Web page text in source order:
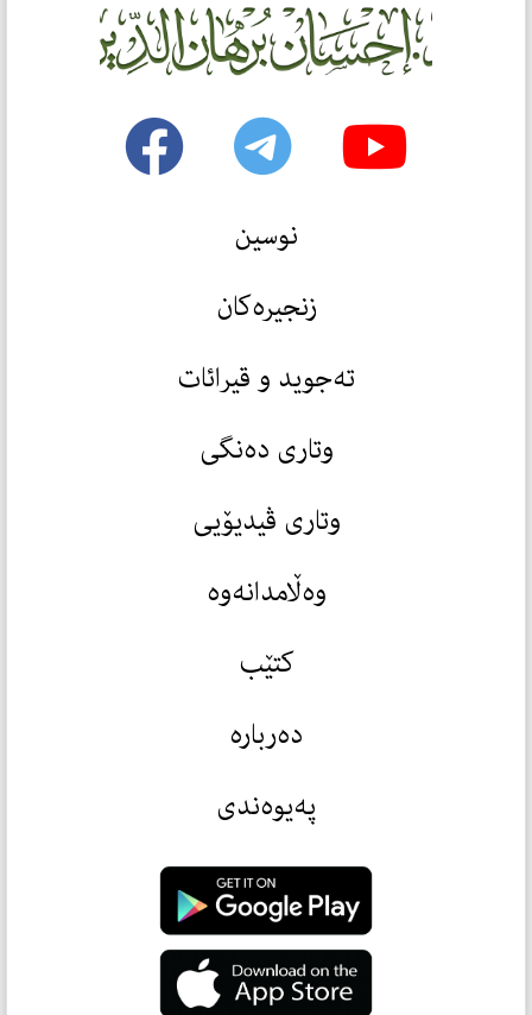
نوسین
زنجیرەکان
تەجوید و قیرائات
وتاری دەنگی
وتاری ڤیدیۆیی
وەڵامدانەوە
کتێب
دەربارە
پەیوەندی